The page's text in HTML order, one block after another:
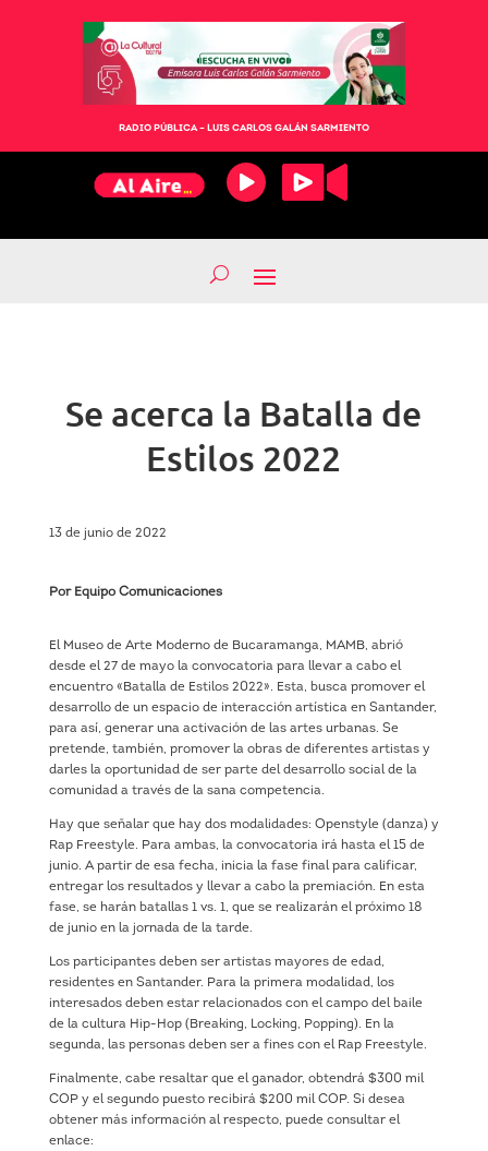
RADIO PÚBLICA – LUIS CARLOS GALÁN SARMIENTO
Se acerca la Batalla de
Estilos 2022
13 de junio de 2022
Por Equipo Comunicaciones
El Museo de Arte Moderno de Bucaramanga, MAMB, abrió
desde el 27 de mayo la convocatoria para llevar a cabo el
encuentro «Batalla de Estilos 2022». Esta, busca promover el
desarrollo de un espacio de interacción artística en Santander,
para así, generar una activación de las artes urbanas. Se
pretende, también, promover la obras de diferentes artistas y
darles la oportunidad de ser parte del desarrollo social de la
comunidad a través de la sana competencia.
Hay que señalar que hay dos modalidades: Openstyle (danza) y
Rap Freestyle. Para ambas, la convocatoria irá hasta el 15 de
junio. A partir de esa fecha, inicia la fase final para calificar,
entregar los resultados y llevar a cabo la premiación. En esta
fase, se harán batallas 1 vs. 1, que se realizarán el próximo 18
de junio en la jornada de la tarde.
Los participantes deben ser artistas mayores de edad,
residentes en Santander. Para la primera modalidad, los
interesados deben estar relacionados con el campo del baile
de la cultura Hip-Hop (Breaking, Locking, Popping). En la
segunda, las personas deben ser a fines con el Rap Freestyle.
Finalmente, cabe resaltar que el ganador, obtendrá $300 mil
COP y el segundo puesto recibirá $200 mil COP. Si desea
obtener más información al respecto, puede consultar el
enlace: